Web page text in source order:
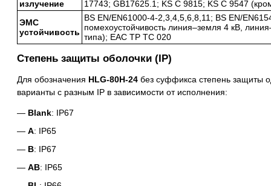
излучение
17743; GB17625.1; KS C 9815; KS C 9547
ЭМС
устойчивость
BS EN/EN61000-4-2,3,4,5,6,8,11; BS EN/
помехоустойчивость линия–земля 4 кВ,
типа); EAC TP TC 020
Степень защиты оболочки (IP)
Для обозначения HLG-80H-24 без суффикса степень защиты
варианты с разным IP в зависимости от исполнения:
Blank: IP67
A: IP65
B: IP67
AB: IP65